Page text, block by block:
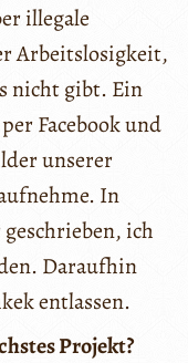
illegale
Arbeitslosigkeit,
nicht gibt. Ein
Facebook und
unserer
In
ich
Daraufhin
entlassen.
Projekt?